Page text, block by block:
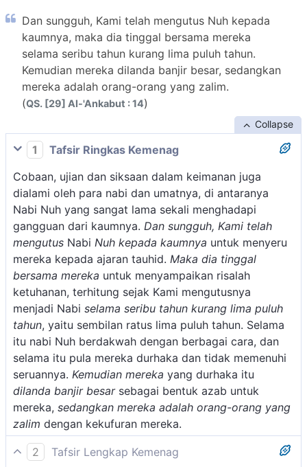
Dan sungguh, Kami telah mengutus Nuh kepada
kaumnya, maka dia tinggal bersama mereka
selama seribu tahun kurang lima puluh tahun.
Kemudian mereka dilanda banjir besar, sedangkan
mereka adalah orang-orang yang zalim.
(QS. [29] Al-'Ankabut : 14)
Collapse
1
Tafsir Ringkas Kemenag
Cobaan, ujian dan siksaan dalam keimanan juga
dialami oleh para nabi dan umatnya, di antaranya
Nabi Nuh yang sangat lama sekali menghadapi
gangguan dari kaumnya. Dan sungguh, Kami telah
mengutus Nabi Nuh kepada kaumnya untuk menyeru
mereka kepada ajaran tauhid. Maka dia tinggal
bersama mereka untuk menyampaikan risalah
ketuhanan, terhitung sejak Kami mengutusnya
menjadi Nabi selama seribu tahun kurang lima puluh
tahun, yaitu sembilan ratus lima puluh tahun. Selama
itu nabi Nuh berdakwah dengan berbagai cara, dan
selama itu pula mereka durhaka dan tidak memenuhi
seruannya. Kemudian mereka yang durhaka itu
dilanda banjir besarsebagai bentuk azab untuk
mereka, sedangkan mereka adalah orang-orang yang
zalim dengan kekufuran mereka.
2
Tafsir Lengkap Kemenag